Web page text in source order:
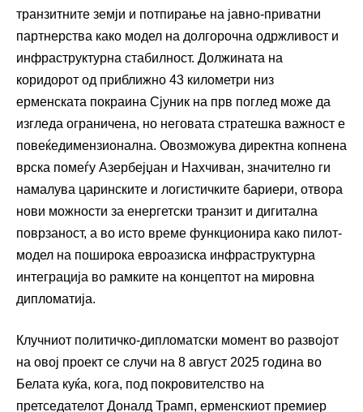
транзитните земји и потпирање на јавно-приватни
партнерства како модел на долгорочна одржливост и
инфраструктурна стабилност. Должината на
коридорот од приближно 43 километри низ
ерменската покраина Сјуник на прв поглед може да
изгледа ограничена, но неговата стратешка важност е
повеќедимензионална. Овозможува директна копнена
врска помеѓу Азербејџан и Нахчиван, значително ги
намалува царинските и логистичките бариери, отвора
нови можности за енергетски транзит и дигитална
поврзаност, а во исто време функционира како пилот-
модел на поширока евроазиска инфраструктурна
интеграција во рамките на концептот на мировна
дипломатија.
Клучниот политичко-дипломатски момент во развојот
на овој проект се случи на 8 август 2025 година во
Белата куќа, кога, под покровителство на
претседателот Доналд Трамп, ерменскиот премиер